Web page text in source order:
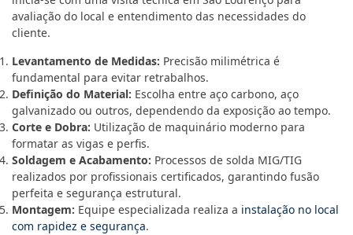
avaliação do local e entendimento das necessidades do
cliente.
Levantamento de Medidas: Precisão milimétrica é
fundamental para evitar retrabalhos.
Definição do Material: Escolha entre aço carbono, aço
galvanizado ou outros, dependendo da exposição ao tempo.
Corte e Dobra: Utilização de maquinário moderno para
formatar as vigas e perfis.
Soldagem e Acabamento: Processos de solda MIG/TIG
realizados por profissionais certificados, garantindo fusão
perfeita e segurança estrutural.
Montagem: Equipe especializada realiza a instalação no local
com rapidez e segurança.